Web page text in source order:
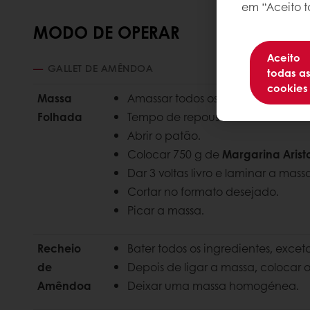
MODO DE OPERAR
GALLET DE AMÊNDOA
Massa
Folhada
Amassar todos os ingredientes,
Tempo de repouso em bloco: ± 10
Abrir o patão.
Colocar 750 g de Margarina
Dar 3 voltas livro e laminar a
Cortar no formato desejado.
Picar a massa.
Recheio
de
Amêndoa
Bater todos os ingredientes,
Depois de ligar a massa, colocar
Deixar uma massa homogénea.
em “Aceito
Aceito
todas as
cookies